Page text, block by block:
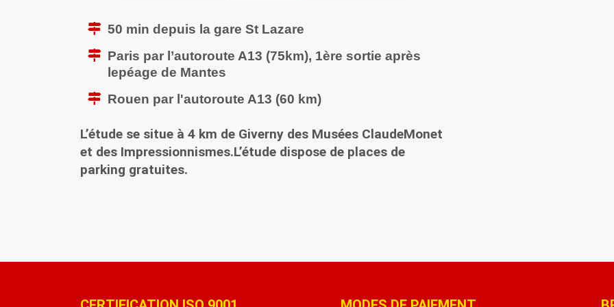
50 min depuis la gare St Lazare
Paris par l’autoroute A13 (75km), 1ère sortie après
lepéage de Mantes
Rouen par l'autoroute A13 (60 km)
L’étude se situe à 4 km de Giverny des Musées ClaudeMonet
et des Impressionnismes.L’étude dispose de places de
parking gratuites.